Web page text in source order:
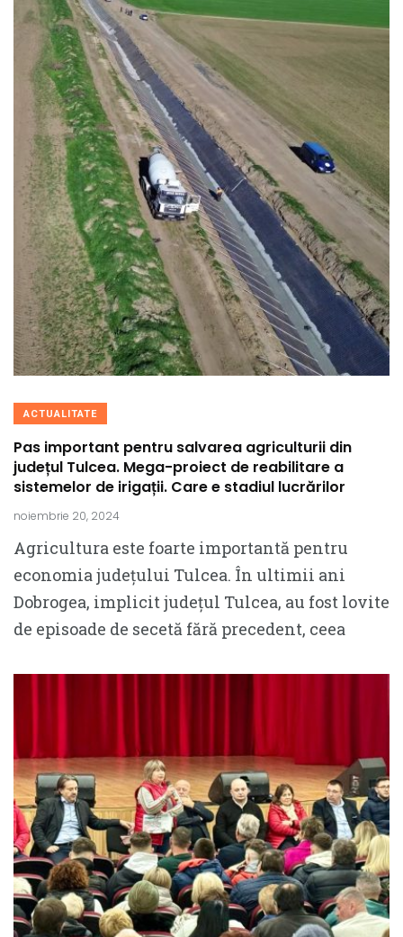
ACTUALITATE
Pas important pentru salvarea agriculturii din
județul Tulcea. Mega-proiect de reabilitare a
sistemelor de irigații. Care e stadiul lucrărilor
noiembrie 20, 2024
Agricultura este foarte importantă pentru
economia județului Tulcea. În ultimii ani
Dobrogea, implicit județul Tulcea, au fost lovite
de episoade de secetă fără precedent, ceea